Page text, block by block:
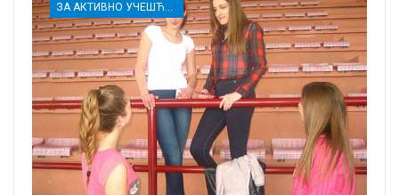
ЗА АКТИВНО УЧЕШЋЕ МЛАДИХ РАСИНСКОГ ОКРУГА